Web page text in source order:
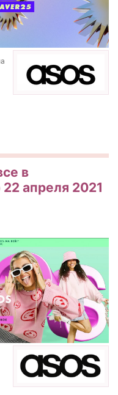
в
апреля 2021